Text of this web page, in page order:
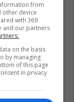
from
other device
with 369
and our partners
on the basis
by managing
of this page
in privacy